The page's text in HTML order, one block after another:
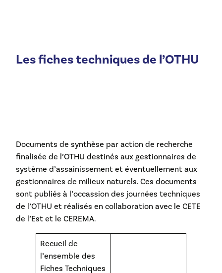
Les fiches techniques de l’OTHU
Documents de synthèse par action de recherche
finalisée de l’OTHU destinés aux gestionnaires de
système d’assainissement et éventuellement aux
gestionnaires de milieux naturels. Ces documents
sont publiés à l’occassion des journées techniques
de l’OTHU et réalisés en collaboration avec le CETE
de l’Est et le CEREMA.
Recueil de
l’ensemble des
Fiches Techniques